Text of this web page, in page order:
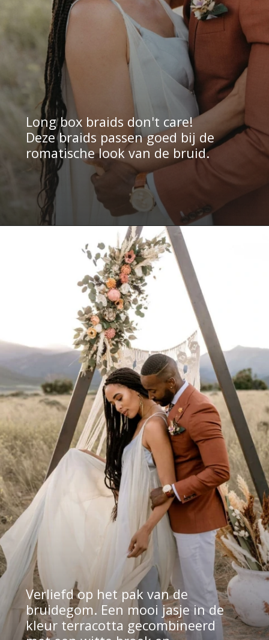
Long box braids don't care!
Deze braids passen goed bij de
romatische look van de bruid.
Verliefd op het pak van de
bruidegom. Een mooi jasje in de
kleur terracotta gecombineerd